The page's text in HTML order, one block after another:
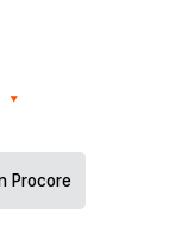
Procore